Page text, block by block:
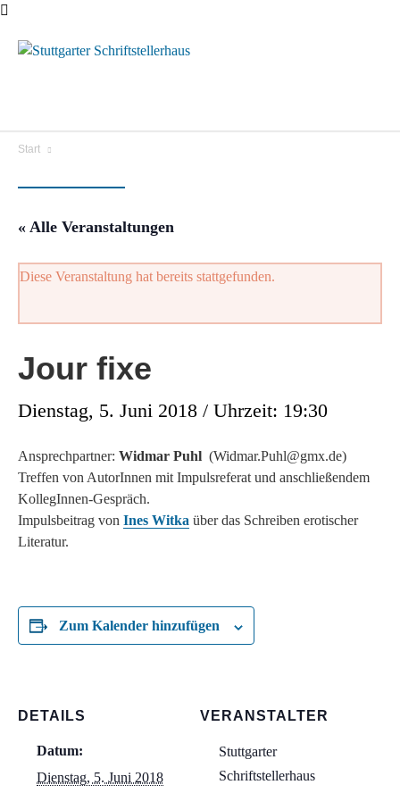
Start
« Alle Veranstaltungen
Diese Veranstaltung hat bereits stattgefunden.
Jour fixe
Dienstag, 5. Juni 2018 / Uhrzeit: 19:30
Ansprechpartner: Widmar Puhl (Widmar.Puhl@gmx.de)
Treffen von AutorInnen mit Impulsreferat und anschließendem
KollegInnen-Gespräch.
Impulsbeitrag von Ines Witka über das Schreiben erotischer
Literatur.
Zum Kalender hinzufügen
DETAILS
Datum:
Dienstag, 5. Juni 2018
VERANSTALTER
Stuttgarter
Schriftstellerhaus